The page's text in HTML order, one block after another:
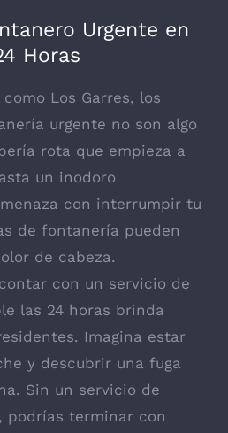
Urgente en
Horas
Los Garres, los
urgente no son algo
rota que empieza a
un inodoro
con interrumpir tu
de fontanería pueden
de cabeza.
con un servicio de
las 24 horas brinda
Imagina estar
y descubrir una fuga
Sin un servicio de
podrías terminar con